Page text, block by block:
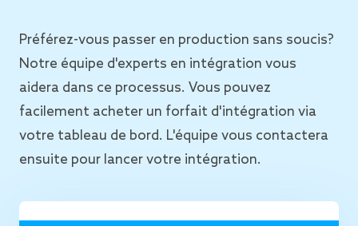
Préférez-vous passer en production sans soucis?
Notre équipe d'experts en intégration vous
aidera dans ce processus. Vous pouvez
facilement acheter un forfait d'intégration via
votre tableau de bord. L'équipe vous contactera
ensuite pour lancer votre intégration.